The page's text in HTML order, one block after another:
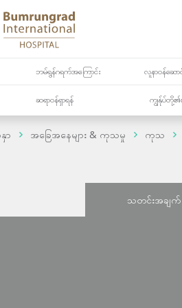
ဘမ်ရွန်ဂရက်အကြောင်း လူနာဝန်ဆော
ဆရာဝန်ရှာရန် ကျွန်ုပ်တို့၏
ာ အခြေအနေများ & ကုသမှု ကုသ
သတင်းအခ